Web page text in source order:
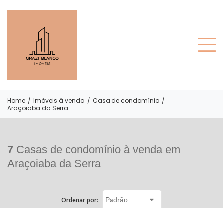
Home / Imóveis à venda / Casa de condomínio /
Araçoiaba da Serra
7 Casas de condomínio à venda em
Araçoiaba da Serra
Ordenar por: